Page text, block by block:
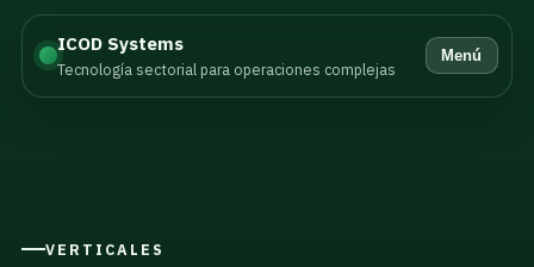
ICOD Systems
Tecnología sectorial para operaciones complejas
Menú
VERTICALES